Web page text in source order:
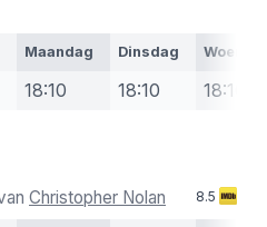
Maandag Dinsdag
18:10 18:10 18:10
Christopher Nolan 8.5